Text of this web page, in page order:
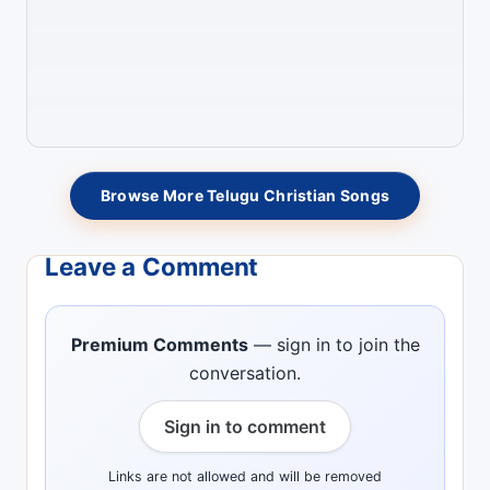
Browse More Telugu Christian Songs
Leave a Comment
Premium Comments— sign in to join the
conversation.
Sign in to comment
Links are not allowed and will be removed